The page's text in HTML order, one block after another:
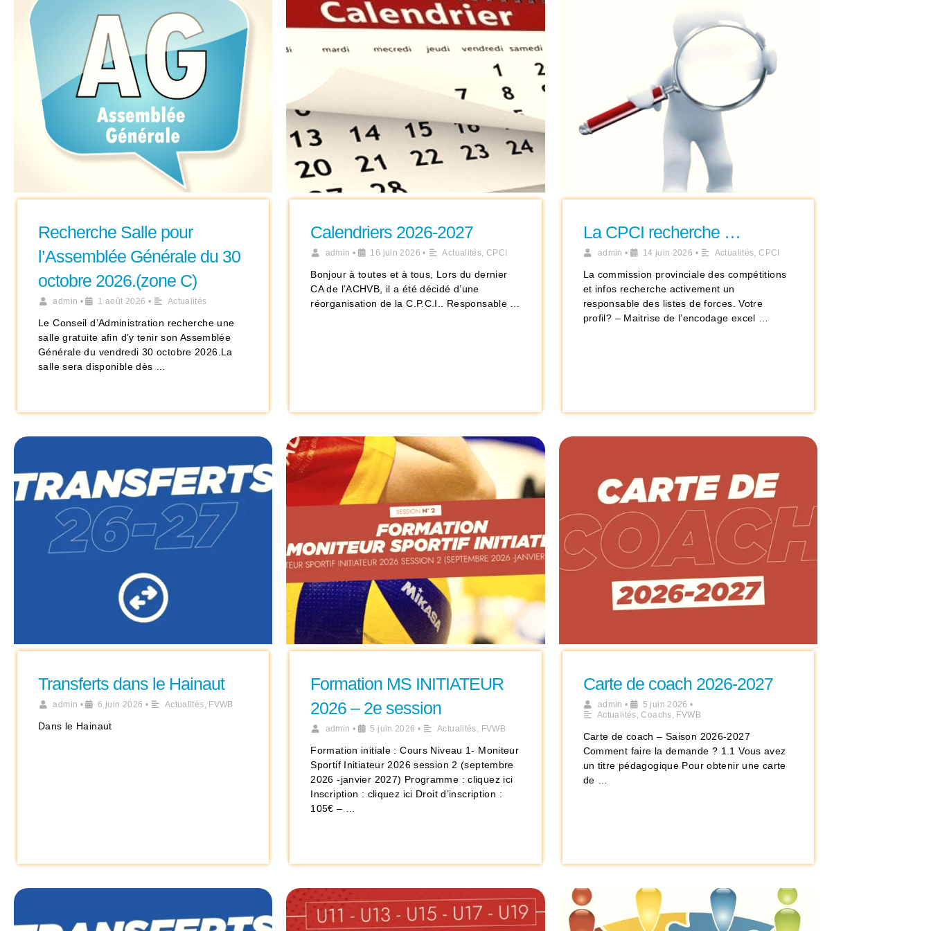
Recherche Salle pour
l’Assemblée Générale du 30
octobre 2026.(zone C)
admin • 1 août 2026 • Actualités
Le Conseil d’Administration recherche une
salle gratuite afin d’y tenir son Assemblée
Générale du vendredi 30 octobre 2026.La
salle sera disponible dès …
Calendriers 2026-2027
admin • 16 juin 2026 • Actualités, CPCI
Bonjour à toutes et à tous, Lors du dernier
CA de l’ACHVB, il a été décidé d’une
réorganisation de la C.P.C.I.. Responsable …
La CPCI recherche …
admin • 14 juin 2026 • Actualités,CPCI
La commission provinciale des compétitions
et infos recherche activement un
responsable des listes de forces. Votre
profil? – Maitrise de l’encodage excel …
Transferts dans le Hainaut
admin • 6 juin 2026 • Actualités, FVWB
Dans le Hainaut
Formation MS INITIATEUR
2026 – 2e session
admin • 5 juin 2026 • Actualités, FVWB
Formation initiale : Cours Niveau 1- Moniteur
Sportif Initiateur 2026 session 2 (septembre
2026 -janvier 2027) Programme : cliquez ici
Inscription : cliquez ici Droit d’inscription :
105€ – …
Carte de coach 2026-2027
admin • 5 juin 2026 •
Actualités,Coachs, FVWB
Carte de coach – Saison 2026-2027
Comment faire la demande ? 1.1 Vous avez
un titre pédagogique Pour obtenir une carte
de …